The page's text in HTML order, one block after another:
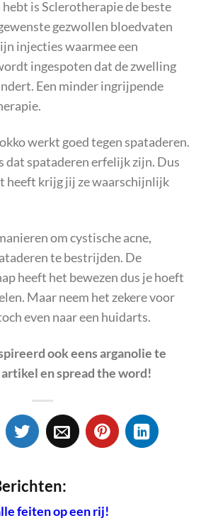
is Sclerotherapie de beste
gezwollen bloedvaten
injecties waarmee een
ingespoten dat de zwelling
Een minder ingrijpende
werkt goed tegen spataderen.
dat spataderen erfelijk zijn. Dus
heeft krijg jij ze waarschijnlijk
om cystische acne,
te bestrijden. De
heeft het bewezen dus je hoeft
Maar neem het zekere voor
even naar een huidarts.
ook eens arganolie te
en spread the word!
feiten op een rij!